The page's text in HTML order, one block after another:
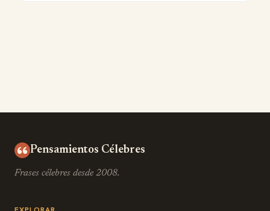
Pensamientos Célebres
Frases célebres desde 2008.